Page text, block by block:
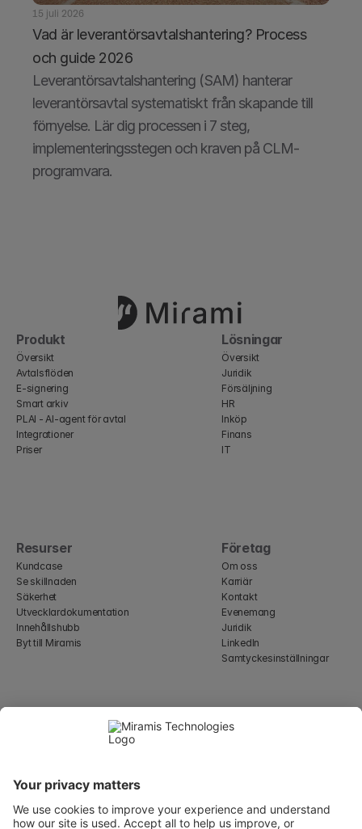
15 juli 2026
Vad är leverantörsavtalshantering? Process
och guide 2026
Leverantörsavtalshantering (SAM) hanterar
leverantörsavtal systematiskt från skapande till
förnyelse. Lär dig processen i 7 steg,
implementeringsstegen och kraven på CLM-
programvara.
Produkt
Översikt
Avtalsflöden
E-signering
Smart arkiv
PLAI - AI-agent för avtal
Integrationer
Priser
Lösningar
Översikt
Juridik
Försäljning
HR
Inköp
Finans
IT
Resurser
Kundcase
Se skillnaden
Säkerhet
Utvecklardokumentation
Innehållshubb
Byt till Miramis
Företag
Om oss
Karriär
Kontakt
Evenemang
Juridik
LinkedIn
Samtyckesinställningar
WeWork, 17 St Helen's Pl